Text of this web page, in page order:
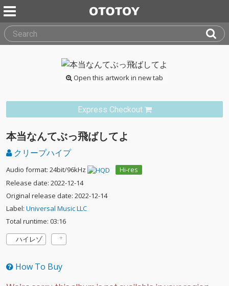
Open this artwork in new tab
Express Checkout
本当なんてぶっ飛ばしてよ
クリープハイプ
Audio format: 24bit/96kHz
Hi-res
Release date: 2022-12-14
Original release date: 2022-12-14
Label: Universal Music LLC
Total runtime: 03:16
ハイレゾ
How To Buy